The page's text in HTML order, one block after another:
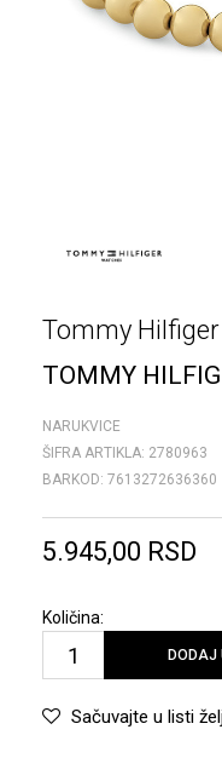
Tommy Hilfiger
TOMMY
NARUKVICE
ŠIFRA ARTIKLA: 2780963
BARKOD: 7613272636360
5.945,00 RSD
Količina:
DODAJ
Sačuvajte u listi